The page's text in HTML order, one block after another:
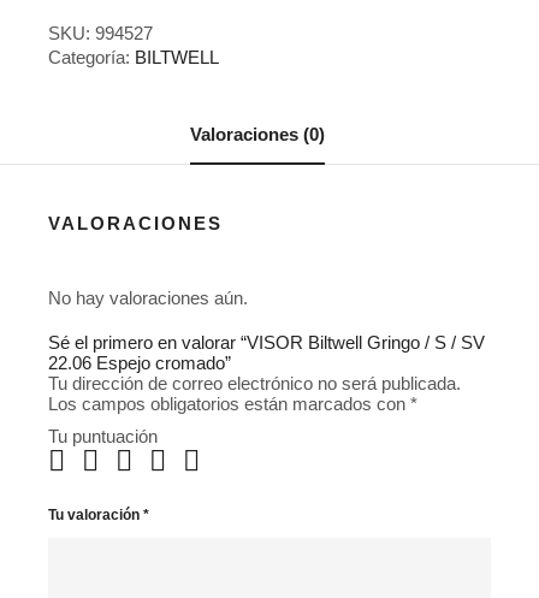
SKU: 994527
Categoría: BILTWELL
Valoraciones (0)
VALORACIONES
No hay valoraciones aún.
Sé el primero en valorar “VISOR Biltwell Gringo / S / SV
22.06 Espejo cromado”
Tu dirección de correo electrónico no será publicada.
Los campos obligatorios están marcados con *
Tu puntuación
Tu valoración *